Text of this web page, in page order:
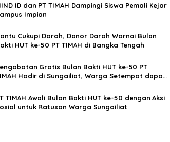
ID dan PT TIMAH Dampingi Siswa Pemali Kejar
Impian
Cukupi Darah, Donor Darah Warnai Bulan
HUT ke-50 PT TIMAH di Bangka Tengah
Gratis Bulan Bakti HUT ke-50 PT
Hadir di Sungailiat, Warga Setempat dapat
TIMAH Awali Bulan Bakti HUT ke-50 dengan Aksi
untuk Ratusan Warga Sungailiat